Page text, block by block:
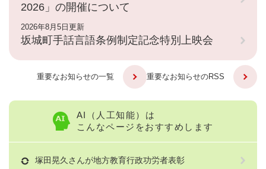
2026」の開催について
2026年8月5日更新
坂城町手話言語条例制定記念特別上映会
重要なお知らせの一覧 重要なお知らせのRSS
AI（人工知能）は
こんなページをおすすめします
塚田晃久さんが地方教育行政功労者表彰